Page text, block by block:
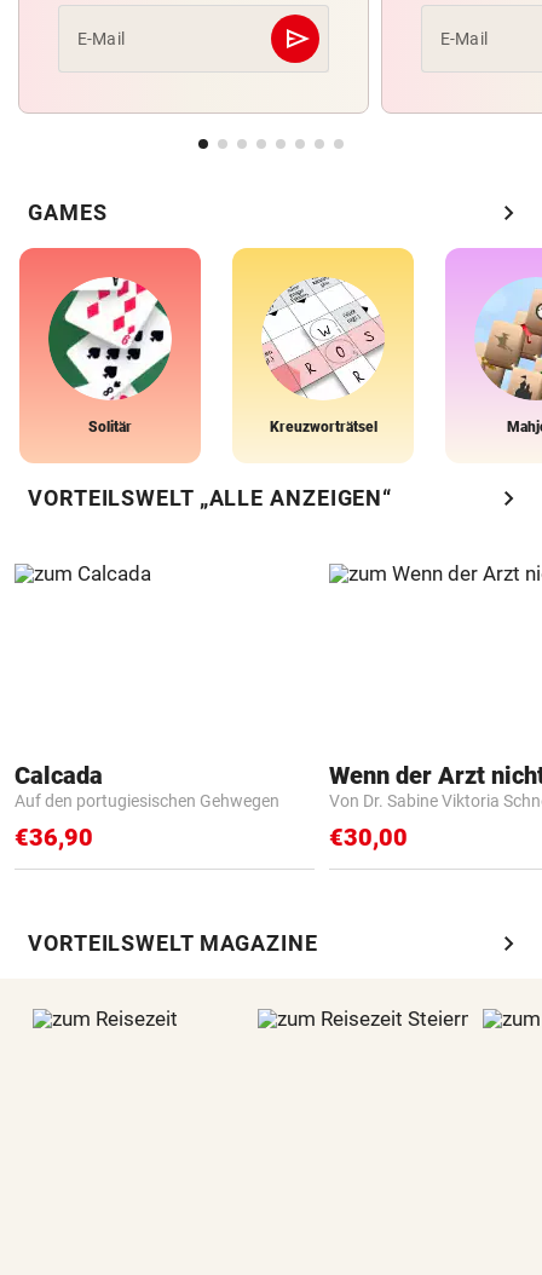
E-Mail send
Abschicken E-Mail
GAMES chevron_right
Solitär Kreuzworträtsel
VORTEILSWELT „ALLE ANZEIGEN“ chevron_right
Calcada
Auf den portugiesischen Gehwegen
€36,90
Von Dr. Sabine Viktoria
€30,00
VORTEILSWELT MAGAZINE chevron_right